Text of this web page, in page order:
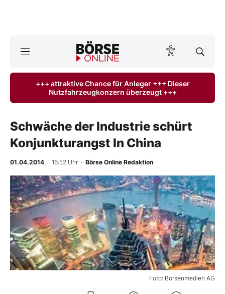
ktuelle Ausgabe BÖRSE ONLINE lesen
Anlageprodukte
Finanz-Check
BO-Musterdepots
Experten
Mein B:O
+++ attraktive Chance für Anleger +++ Dieser
Nutzfahrzeugkonzern überzeugt +++
Schwäche der Industrie schürt
Konjunkturangst In China
01.04.2014 · 16:52 Uhr · Börse Online Redaktion
Foto: Börsenmedien AG